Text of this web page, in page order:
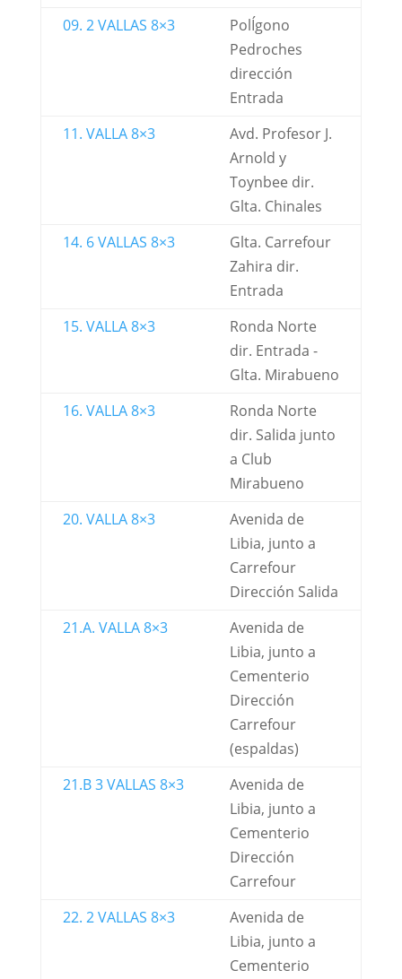
09. 2 VALLAS 8×3
PolÍgono
Pedroches
dirección
Entrada
11. VALLA 8×3
Avd. Profesor J.
Arnold y
Toynbee dir.
Glta. Chinales
14. 6 VALLAS 8×3
Glta. Carrefour
Zahira dir.
Entrada
15. VALLA 8×3
Ronda Norte
dir. Entrada -
Glta. Mirabueno
16. VALLA 8×3
Ronda Norte
dir. Salida junto
a Club
Mirabueno
20. VALLA 8×3
Avenida de
Libia, junto a
Carrefour
Dirección Salida
21.A. VALLA 8×3
Avenida de
Libia, junto a
Cementerio
Dirección
Carrefour
(espaldas)
21.B 3 VALLAS 8×3
Avenida de
Libia, junto a
Cementerio
Dirección
Carrefour
22. 2 VALLAS 8×3
Avenida de
Libia, junto a
Cementerio